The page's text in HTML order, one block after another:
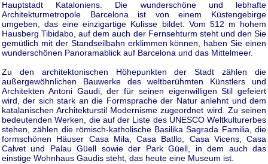
Hauptstadt Kataloniens. Die wunderschöne und lebhafte
Architekturmetropole Barcelona ist von einem Küstengebirge
umgeben, das eine einzigartige Kulisse bildet. Vom 512 m hohem
Hausberg Tibidabo, auf dem auch der Fernsehturm steht und den Sie
gemütlich mit der Standseilbahn erklimmen können, haben Sie einen
wunderschönen Panoramablick auf Barcelona und das Mittelmeer.
Zu den architektonischen Höhepunkten der Stadt zählen die
außergewöhnlichen Bauwerke des weltberühmten Künstlers und
Architekten Antoni Gaudi, der für seinen eigenwilligen Stil gefeiert
wird, der sich stark an die Formsprache der Natur anlehnt und dem
katalanischen Architekturstil Modernisme zugeordnet wird. Zu seinen
bedeutenden Werken, die auf der Liste des UNESCO Weltkulturerbes
stehen, zählen die römisch-katholische Basilika Sagrada Familia, die
formschönen Häuser Casa Mila, Casa Batllo, Casa Vicens, Casa
Calvet und Palau Güell sowie der Park Güell, in dem auch das
einstige Wohnhaus Gaudis steht, das heute eine Museum ist.